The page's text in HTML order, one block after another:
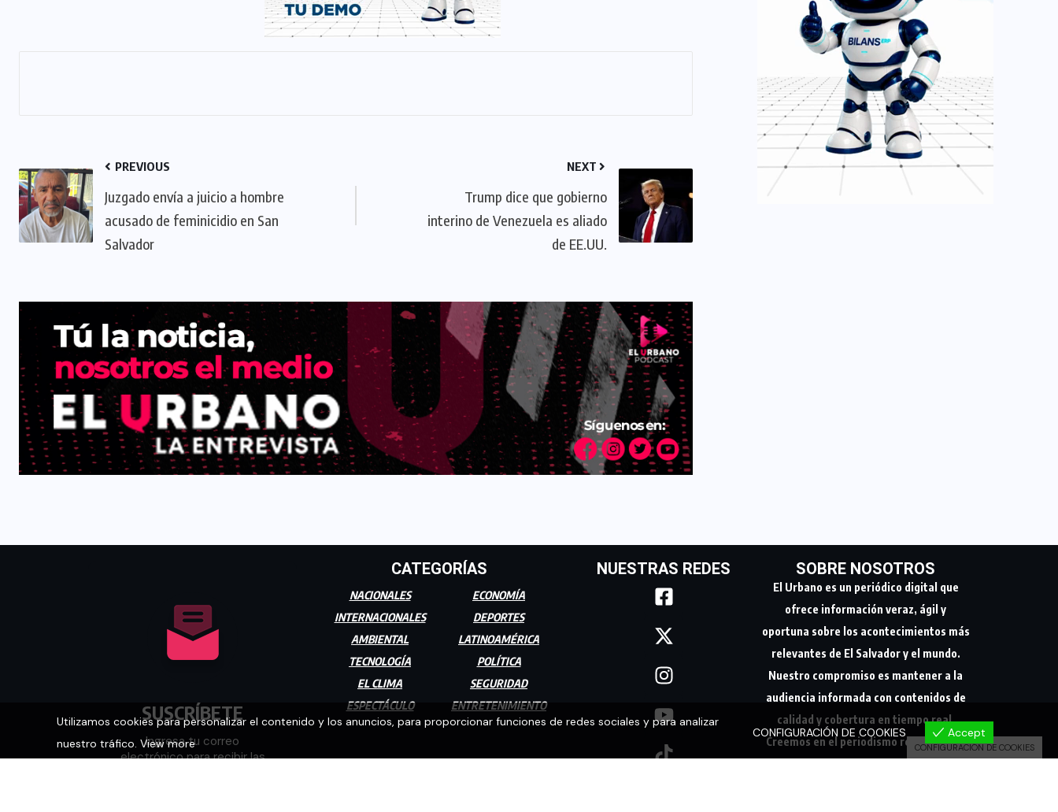
PREVIOUS
Juzgado envía a juicio a hombre
acusado de feminicidio en San
Salvador
NEXT
Trump dice que gobierno
interino de Venezuela es aliado
de EE.UU.
SUSCRÍBETE
Ingresa tu correo
CATEGORÍAS
NACIONALES
INTERNACIONALES
AMBIENTAL
TECNOLOGÍA
EL CLIMA
ESPECTÁCULO
ECONOMÍA
DEPORTES
LATINOAMÉRICA
POLÍTICA
SEGURIDAD
ENTRETENIMIENTO
NUESTRAS REDES SOBRE NOSOTROS
El Urbano es un periódico digital que
ofrece información veraz, ágil y
oportuna sobre los acontecimientos más
relevantes de El Salvador y el mundo.
Nuestro compromiso es mantener a la
audiencia informada con contenidos de
calidad y cobertura en tiempo real.
Creemos en el periodismo responsable,
Utilizamos cookies para personalizar el contenido y los anuncios, para proporcionar funciones de redes sociales y para analizar
nuestro tráfico. View more
CONFIGURACIÓN DE COOKIES Accept
CONFIGURACIÓN DE COOKIES